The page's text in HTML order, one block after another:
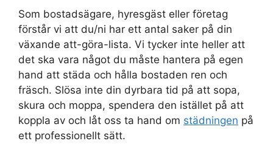
Som bostadsägare, hyresgäst eller företag
förstår vi att du/ni har ett antal saker på din
växande att-göra-lista. Vi tycker inte heller att
det ska vara något du måste hantera på egen
hand att städa och hålla bostaden ren och
fräsch. Slösa inte din dyrbara tid på att sopa,
skura och moppa, spendera den istället på att
koppla av och låt oss ta hand om städningen på
ett professionellt sätt.